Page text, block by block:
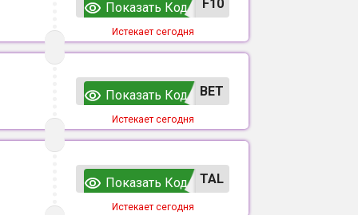
F10
Показать Код
Истекает сегодня
ВЕТ
Показать Код
Истекает сегодня
TAL
Показать Код
Истекает сегодня